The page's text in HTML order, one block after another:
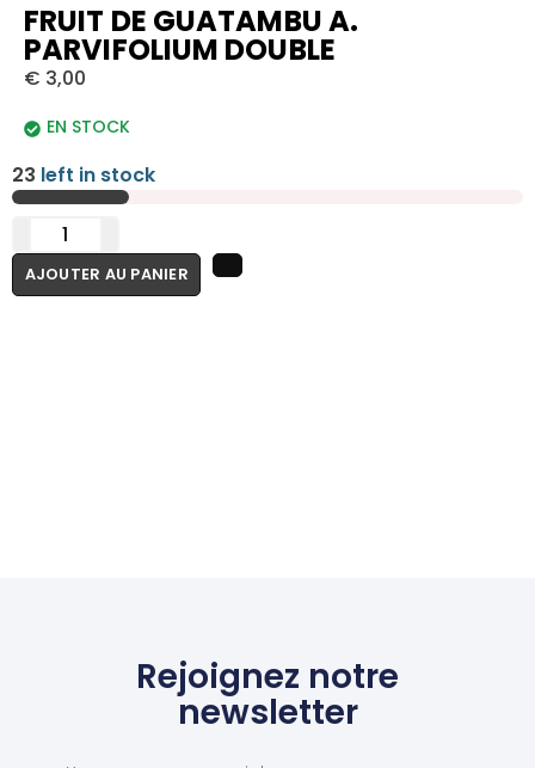
FRUIT DE GUATAMBU A.
PARVIFOLIUM DOUBLE
€ 3,00
EN STOCK
23 left in stock
AJOUTER AU PANIER
Rejoignez notre
newsletter